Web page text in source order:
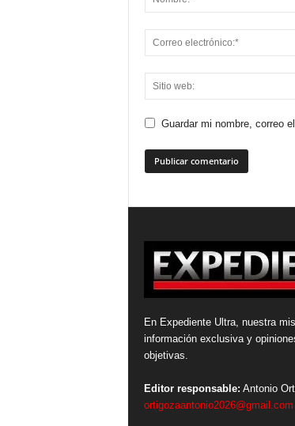
Guardar mi nombre, correo
En Expediente Ultra, nuestra
información exclusiva y
objetivas.
Editor responsable: Antonio
ortigozaantonio2026@gmail.com